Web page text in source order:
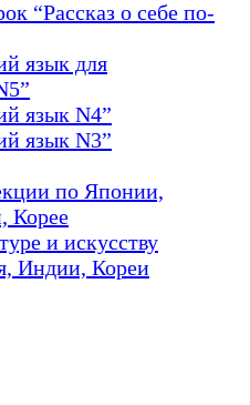
“Рассказ о себе по-
язык для
язык N4”
язык N3”
по Японии,
Корее
и искусству
Индии, Кореи